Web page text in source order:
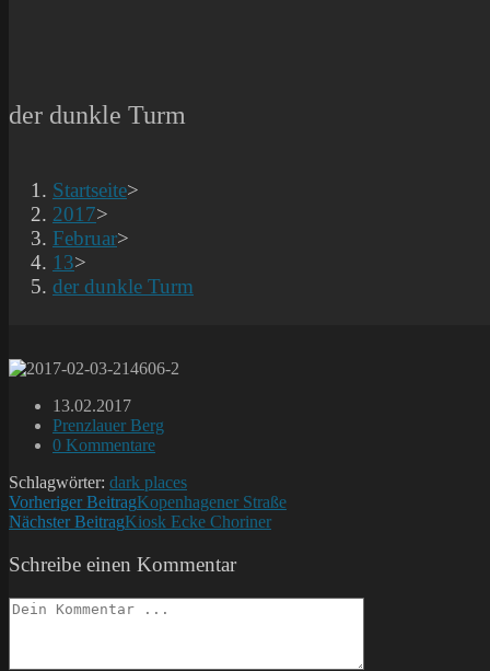
der dunkle Turm
Startseite>
2017>
Februar>
13>
der dunkle Turm
Beitrag
veröffentlicht:
13.02.2017
Beitrags-
Kategorie:
Prenzlauer Berg
Beitrags-
0 Kommentare
Schlagwörter: dark places
Weitere
Artikel
ansehen
Vorheriger BeitragKopenhagener Straße
Nächster BeitragKiosk Ecke Choriner
Schreibe einen Kommentar
Kommentieren